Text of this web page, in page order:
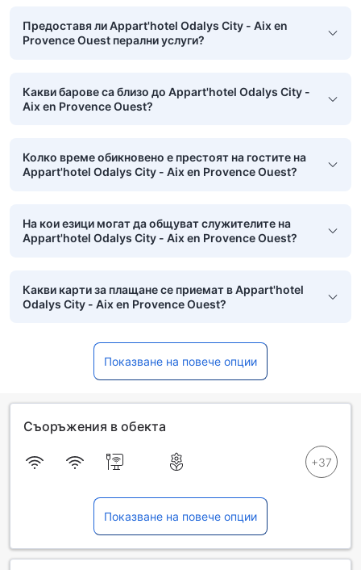
Предоставя ли Appart'hotel Odalys City - Aix en
Provence Ouest перални услуги?
Какви барове са близо до Appart'hotel Odalys City -
Aix en Provence Ouest?
Колко време обикновено е престоят на гостите на
Appart'hotel Odalys City - Aix en Provence Ouest?
На кои езици могат да общуват служителите на
Appart'hotel Odalys City - Aix en Provence Ouest?
Какви карти за плащане се приемат в Appart'hotel
Odalys City - Aix en Provence Ouest?
Показване на повече опции
Съоръжения в обекта
Показване на повече опции